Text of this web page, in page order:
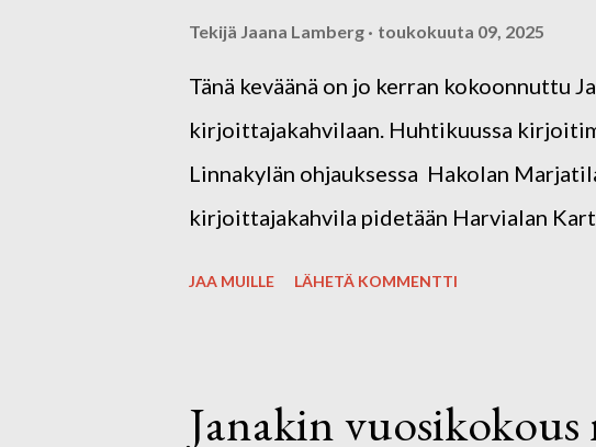
Tekijä Jaana Lamberg toukokuuta 09, 2025
Tänä keväänä on jo kerran kokoonnuttu
kirjoittajakahvilaan. Huhtikuussa
Linnakylän ohjauksessa Hakolan
kirjoittajakahvila pidetään Harvialan
tapaamiskertoja. Tervetuloa mukaan!
JAA MUILLE LÄHETÄ KOMMENTTI
Janakin